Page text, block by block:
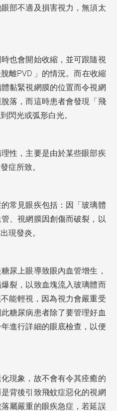
部不適及損害視力，無須太
也會開始收縮，並可跟隨視
離PVD 」的情況。而在收縮
黏緊視網膜的位置而令視網
落，而這時患者會發現「飛
閃光或弧形白光。
性，主要是由於某些眼部疾
症所致。
常見眼疾包括：因「玻璃體
、視網膜因創傷而破裂，以
現發炎。
尿上眼導致眼內血管增生，
裂，以致血塊流入玻璃體而
能輕視，因為視力會嚴重受
此糖尿病患者除了要管理好血
進行詳細的眼底檢查，以便
現象，故不會有令其痊癒的
背後引致飛蚊症惡化的視網
屬嚴重的眼疾急症，若延誤